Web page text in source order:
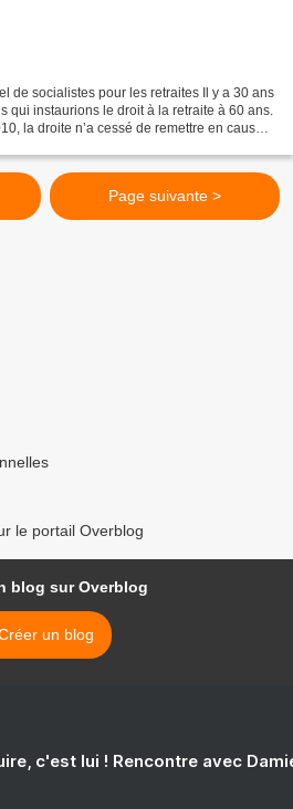
de socialistes pour les retraites Il y a 30 ans
qui instaurions le droit à la retraite à 60 ans.
la droite n’a cessé de remettre en cause
Page suivante >
le portail Overblog
blog sur Overblog
un blog
c'est lui ! Rencontre avec